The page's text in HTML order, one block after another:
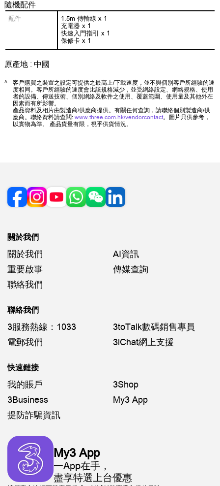
隨機配件
配件
1.5m 傳輸線 x 1
充電器 x 1
快速入門指引 x 1
保修卡 x 1
原產地 : 中國
^
客戶購買之裝置之設定可提供之最高上/下載速度，並不與個別客戶所經驗的速
度相同。客戶所經驗的速度會比該規格減少，並受網絡設定、網絡規格、使用
者的設備、傳送技術、個別網絡及軟件之使用、覆蓋範圍、使用量及其他外在
因素而有所影響。
產品資料及相片由製造商/供應商提供。有關任何查詢，請聯絡個別製造商/供
應商。聯絡資料請查閱: www.three.com.hk/vendorcontact。圖片只供參考，
以實物為準。 產品貨量有限，視乎供貨情況。
關於我們
關於我們
AI資訊
重要啟事
傳媒查詢
聯絡我們
聯絡我們
3服務熱線：1033
3toTalk數碼銷售專員
電郵我們
3iChat網上支援
快速鏈接
我的賬戶
3Shop
3Business
My3 App
提防詐騙資訊
My3 App
一App在手，
盡享特選上台優惠